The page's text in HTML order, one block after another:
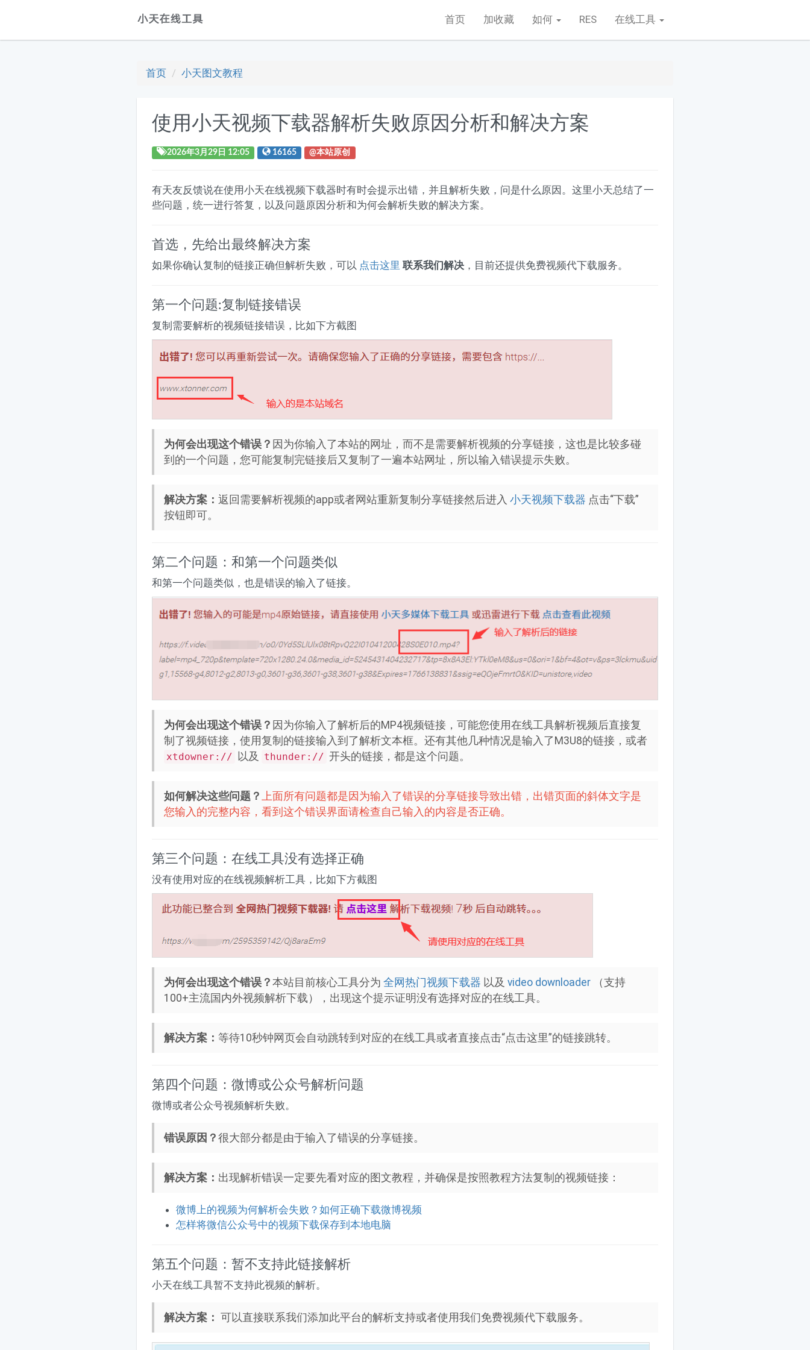
首页 加收藏 如何 RES 在线工具
首页 小天图文教程
使用小天视频下载器解析失败原因分析和解决方案
2026年3月29日 12:05 16165 @本站原创
有天友反馈说在使用小天在线视频下载器时有时会提示出错，并且解析失败，问是什么原因。这里小天总结了一
些问题，统一进行答复，以及问题原因分析和为何会解析失败的解决方案。
首选，先给出最终解决方案
如果你确认复制的链接正确但解析失败，可以 点击这里 联系我们解决 ，目前还提供免费视频代下载服务。
第一个问题:复制链接错误
复制需要解析的视频链接错误，比如下方截图
为何会出现这个错误？ 因为你输入了本站的网址，而不是需要解析视频的分享链接，这也是比较多碰
到的一个问题，您可能复制完链接后又复制了一遍本站网址，所以输入错误提示失败。
解决方案： 返回需要解析视频的app或者网站重新复制分享链接然后进入 小天视频下载器 点击“下载”
按钮即可。
第二个问题：和第一个问题类似
和第一个问题类似，也是错误的输入了链接。
为何会出现这个错误？ 因为你输入了解析后的MP4视频链接，可能您使用在线工具解析视频后直接复
制了视频链接，使用复制的链接输入到了解析文本框。还有其他几种情况是输入了M3U8的链接，或者
xtdowner:// 以及 thunder:// 开头的链接，都是这个问题。
如何解决这些问题？
上面所有问题都是因为输入了错误的分享链接导致出错，出错页面的斜体文字是
您输入的完整内容，看到这个错误界面请检查自己输入的内容是否正确。
第三个问题：在线工具没有选择正确
没有使用对应的在线视频解析工具，比如下方截图
为何会出现这个错误？ 本站目前核心工具分为 全网热门视频下载器 以及 video downloader （支持
100+主流国内外视频解析下载），出现这个提示证明没有选择对应的在线工具。
解决方案： 等待10秒钟网页会自动跳转到对应的在线工具或者直接点击“点击这里”的链接跳转。
第四个问题：微博或公众号解析问题
微博或者公众号视频解析失败。
错误原因？ 很大部分都是由于输入了错误的分享链接。
解决方案： 出现解析错误一定要先看对应的图文教程，并确保是按照教程方法复制的视频链接：
微博上的视频为何解析会失败？如何正确下载微博视频
怎样将微信公众号中的视频下载保存到本地电脑
第五个问题：暂不支持此链接解析
小天在线工具暂不支持此视频的解析。
解决方案： 可以直接联系我们添加此平台的解析支持或者使用我们免费视频代下载服务。